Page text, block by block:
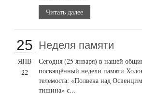
Читать далее
25
ЯНВ
22
Неделя памяти
Сегодня (25 января) в нашей
посвящённый недели памяти
телемоста: «Полвека над
тишина» с...